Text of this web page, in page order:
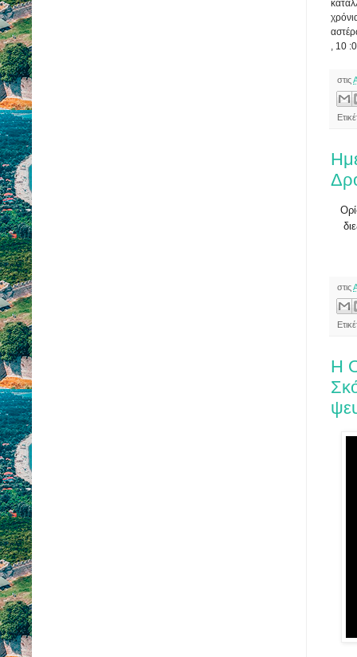
, 10
στις
στις
Η